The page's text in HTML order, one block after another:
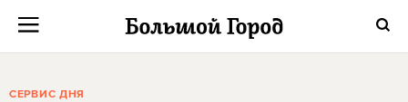
СЕРВИС ДНЯ